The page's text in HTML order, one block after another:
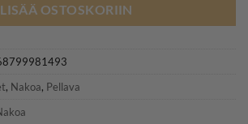
LISÄÄ OSTOSKORIIN
, Nakoa, Pellava